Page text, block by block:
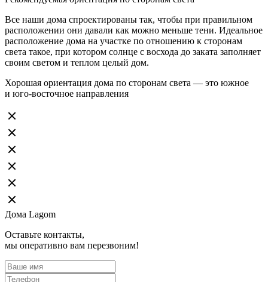
Все наши дома спроектированы так, чтобы при правильном
расположении они давали как можно меньше тени. Идеальное
расположение дома на участке по отношению к сторонам
света такое, при котором солнце с восхода до заката заполняет
своим светом и теплом целый дом.
Хорошая ориентация дома по сторонам света — это южное
и юго-восточное направления
Дома Lagom
Оставьте контакты,
мы оперативно вам перезвоним!